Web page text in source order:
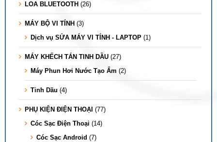
LOA BLUETOOTH (26)
MÁY BỘ VI TÍNH (3)
Dịch vụ SỬA MÁY VI TÍNH - LAPTOP (1)
MÁY KHẾCH TÁN TINH DẦU (27)
Máy Phun Hơi Nước Tạo Ẩm (2)
Tinh Dầu (4)
PHỤ KIỆN ĐIỆN THOẠI (77)
Cóc Sạc Điện Thoại (14)
Cóc Sạc Android (7)